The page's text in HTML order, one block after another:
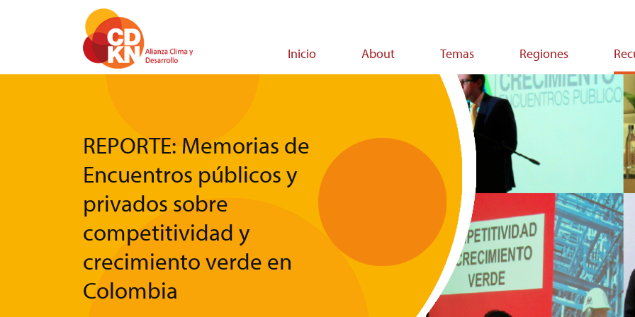
Inicio About Temas Regiones
REPORTE: Memorias de
Encuentros públicos y
privados sobre
competitividad y
crecimiento verde en
Colombia